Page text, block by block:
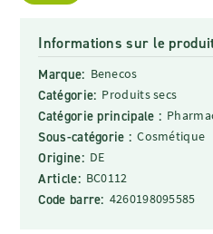
Informations sur le
Marque: Benecos
Catégorie: Produits secs
Catégorie principale :
Sous-catégorie : Cosmétique
Origine: DE
Article: BC0112
Code barre: 4260198095585